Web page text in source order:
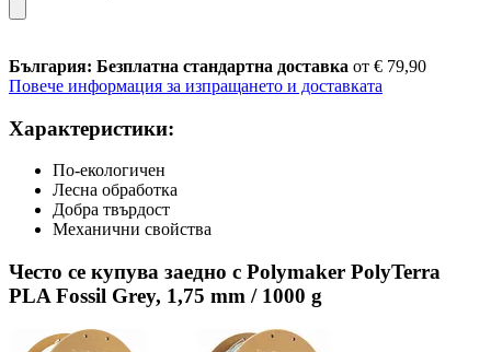
България: Безплатна стандартна доставка от € 79,90
Повече информация за изпращането и доставката
Характеристики:
По-екологичен
Лесна обработка
Добра твърдост
Механични свойства
Често се купува заедно с Polymaker PolyTerra
PLA Fossil Grey, 1,75 mm / 1000 g